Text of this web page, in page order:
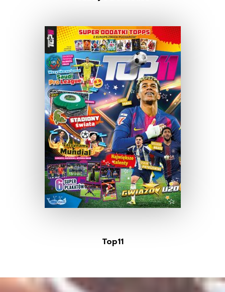
Top11